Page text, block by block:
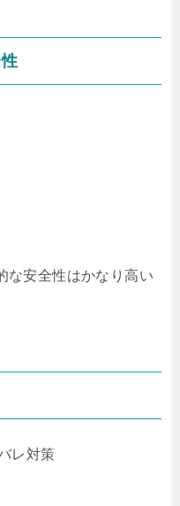
な安全性はかなり高い
レ対策